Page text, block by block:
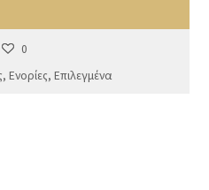
0
,Ενορίες,Επιλεγμένα